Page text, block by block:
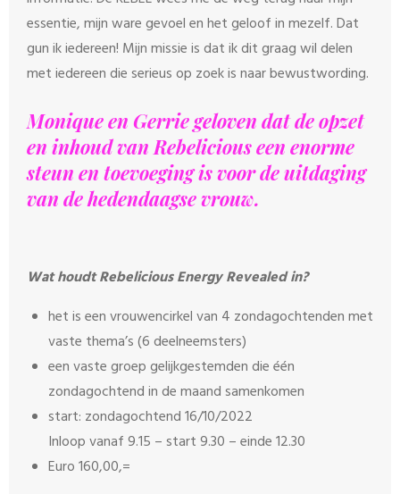
essentie, mijn ware gevoel en het geloof in mezelf. Dat
gun ik iedereen! Mijn missie is dat ik dit graag wil delen
met iedereen die serieus op zoek is naar bewustwording.
Monique en Gerrie geloven dat de opzet
en inhoud van Rebelicious een enorme
steun en toevoeging is voor de uitdaging
van de hedendaagse vrouw.
Wat houdt Rebelicious Energy Revealed in?
het is een vrouwencirkel van 4 zondagochtenden met
vaste thema’s (6 deelneemsters)
een vaste groep gelijkgestemden die één
zondagochtend in de maand samenkomen
start: zondagochtend 16/10/2022
Inloop vanaf 9.15 – start 9.30 – einde 12.30
Euro 160,00,=